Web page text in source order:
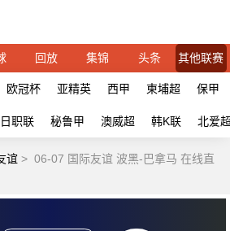
回放 集锦 头条 其他联赛
欧冠杯 亚精英 西甲 柬埔超 保甲
日职联 秘鲁甲 澳威超 韩K联 北爱
谊 > 06-07 国际友谊 波黑-巴拿马 在线直